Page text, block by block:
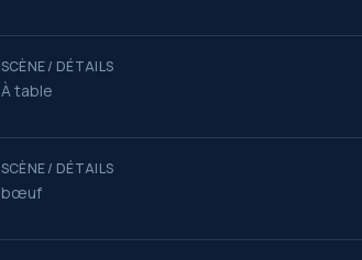
SCÈNE / DÉTAILS
À table
SCÈNE / DÉTAILS
bœuf